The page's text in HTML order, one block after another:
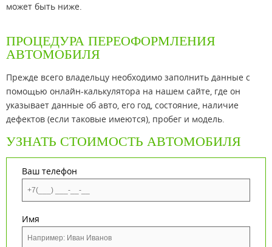
может быть ниже.
ПРОЦЕДУРА ПЕРЕОФОРМЛЕНИЯ
АВТОМОБИЛЯ
Прежде всего владельцу необходимо заполнить данные c
помощью онлайн-калькулятора на нашем сайте, где он
указывает данные об авто, его год, состояние, наличие
дефектов (если таковые имеются), пробег и модель.
УЗНАТЬ СТОИМОСТЬ АВТОМОБИЛЯ
Ваш телефон
Имя